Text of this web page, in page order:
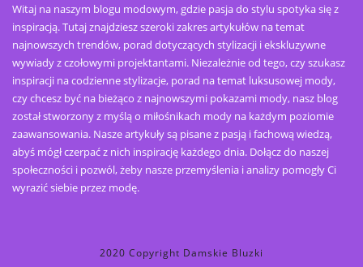
Witaj na naszym blogu modowym, gdzie pasja do stylu spotyka się z
inspiracją. Tutaj znajdziesz szeroki zakres artykułów na temat
najnowszych trendów, porad dotyczących stylizacji i ekskluzywne
wywiady z czołowymi projektantami. Niezależnie od tego, czy szukasz
inspiracji na codzienne stylizacje, porad na temat luksusowej mody,
czy chcesz być na bieżąco z najnowszymi pokazami mody, nasz blog
został stworzony z myślą o miłośnikach mody na każdym poziomie
zaawansowania. Nasze artykuły są pisane z pasją i fachową wiedzą,
abyś mógł czerpać z nich inspirację każdego dnia. Dołącz do naszej
społeczności i pozwól, żeby nasze przemyślenia i analizy pomogły Ci
wyrazić siebie przez modę.
2020 Copyright Damskie Bluzki